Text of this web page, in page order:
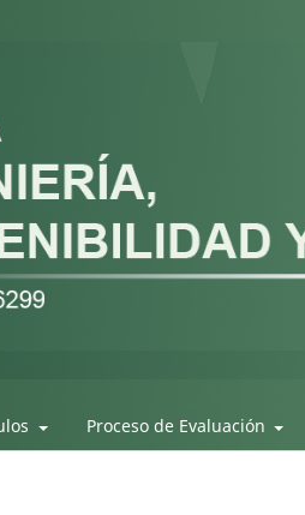
Proceso de Evaluación